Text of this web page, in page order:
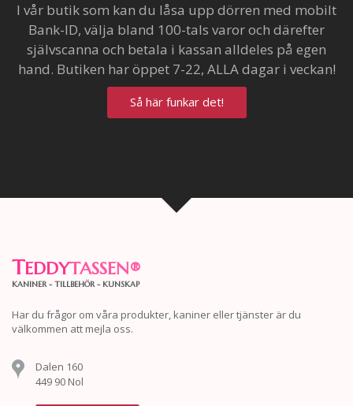
I vår butik som kan du låsa upp dörren med mobilt
Bank-ID, välja bland 100-tals varor och därefter
självscanna och betala i kassan alldeles på egen
hand. Butiken har öppet 7-22, ALLA dagar i veckan!
Så här funkar det!
TEDDYTASSEN®
KANINER - TILLBEHÖR - KUNSKAP
Har du frågor om våra produkter, kaniner eller tjänster är du
välkommen att mejla oss.
Dalen 160
449 90 Nol